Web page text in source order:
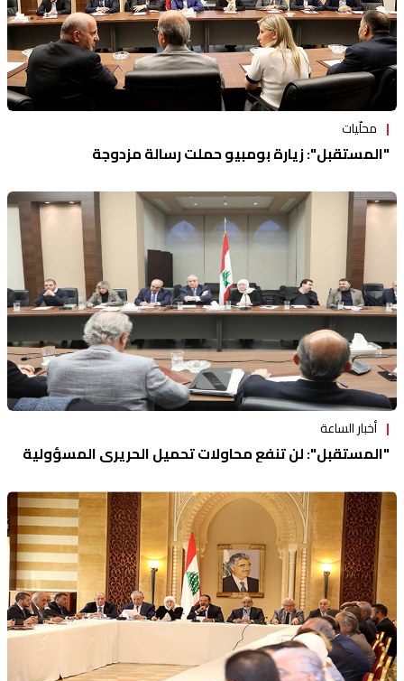
محلّيات
"المستقبل": زيارة بومبيو حملت رسالة مزدوجة
أخبار الساعة
"المستقبل": لن تنفع محاولات تحميل الحريري المسؤولية